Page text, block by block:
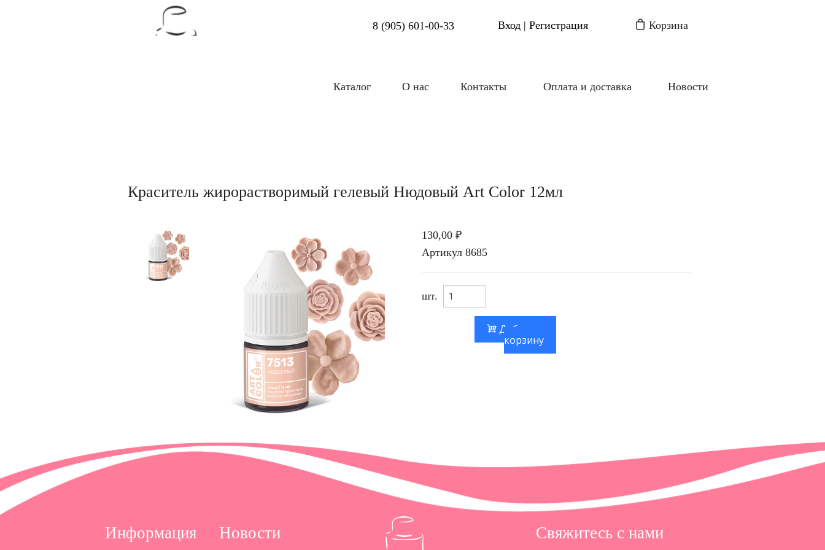
8 (905) 601-00-33 Вход | Регистрация Корзина
Каталог О нас Контакты Оплата и доставка Новости
Краситель жирорастворимый гелевый Нюдовый Art Color 12мл
130,00 ₽
Артикул 8685
шт.
Добавить в
корзину
Информация Новости Свяжитесь с нами